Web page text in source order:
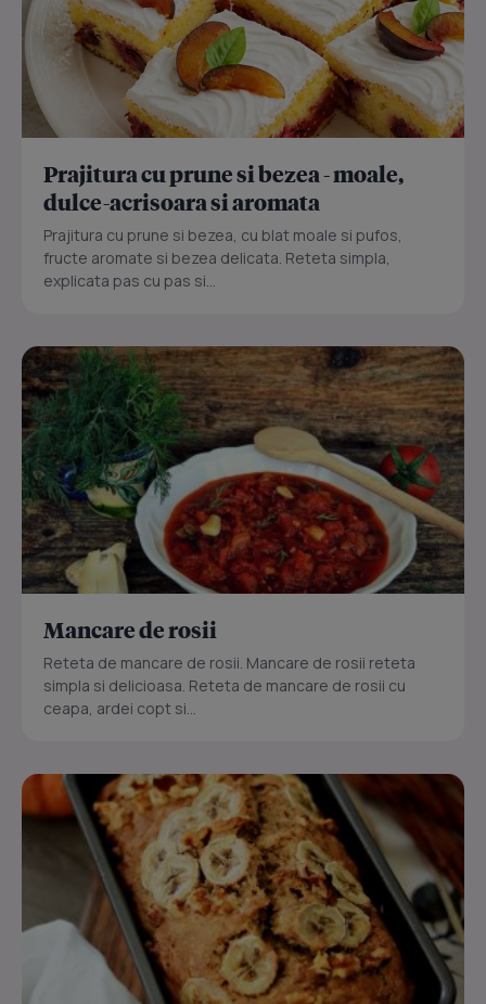
Prajitura cu prune si bezea - moale,
dulce-acrisoara si aromata
Prajitura cu prune si bezea, cu blat moale si pufos,
fructe aromate si bezea delicata. Reteta simpla,
explicata pas cu pas si...
Mancare de rosii
Reteta de mancare de rosii. Mancare de rosii reteta
simpla si delicioasa. Reteta de mancare de rosii cu
ceapa, ardei copt si...